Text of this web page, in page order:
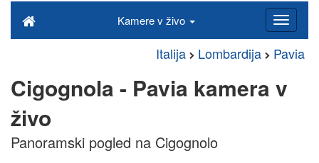
Kamere v živo
Italija Lombardija Pavia
Cigognola - Pavia kamera v
živo
Panoramski pogled na Cigognolo